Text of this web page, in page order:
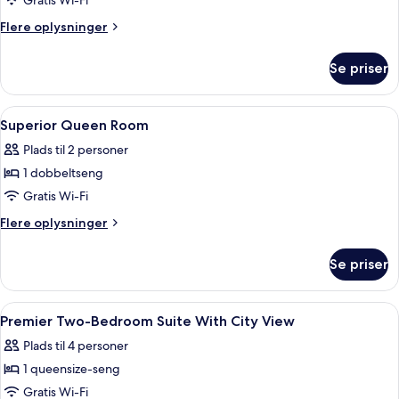
Suite
Flere oplysninger
Flere
Suite
Se priser
Indlæs
alle
billeder
af
Superior
Queen
Skrivebord, lydisolering, strygejern/
5
Superior Queen Room
Plads til 2 personer
1 dobbeltseng
Gratis Wi-Fi
Flere oplysninger
Flere
Queen
Room
Se priser
Indlæs
alle
billeder
af
Premier
Skrivebord, lydisolering, strygejern/
10
Premier Two-Bedroom Suite With City View
Plads til 4 personer
1 queensize-seng
Gratis Wi-Fi